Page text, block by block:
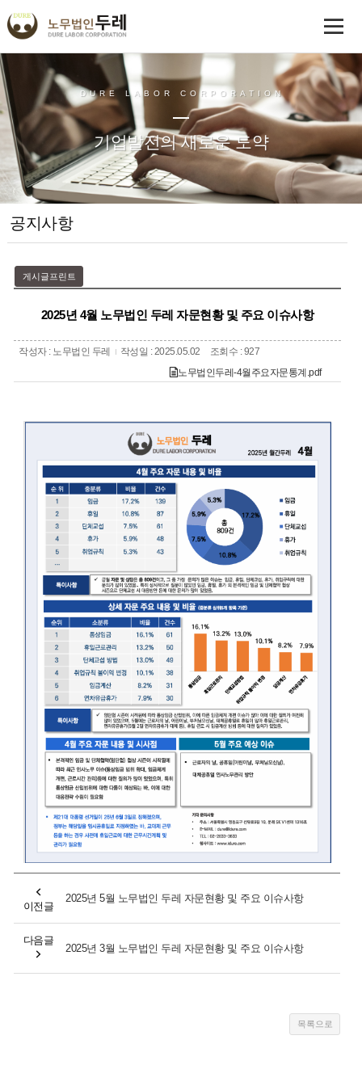
DURE LABOR CORPORATION
기업발전의 새로운 도약
공지사항
게시글프린트
2025년 4월 노무법인 두레 자문현황 및 주요 이슈사항
작성자 : 노무법인 두레 작성일 : 2025.05.02
조회수 : 927
노무법인두레-4월주요자문통계.pdf
이전글
2025년 5월 노무법인 두레 자문현황 및 주요 이슈사항
다음글
2025년 3월 노무법인 두레 자문현황 및 주요 이슈사항